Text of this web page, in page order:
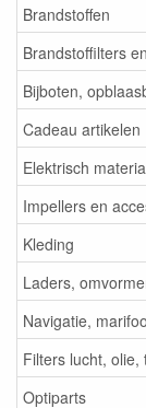
Brandstoffen
Brandstoffilters
Bijboten,
Cadeau artikelen
Elektrisch
Impellers en
Kleding
Laders,
Navigatie,
Filters lucht, olie,
Optiparts